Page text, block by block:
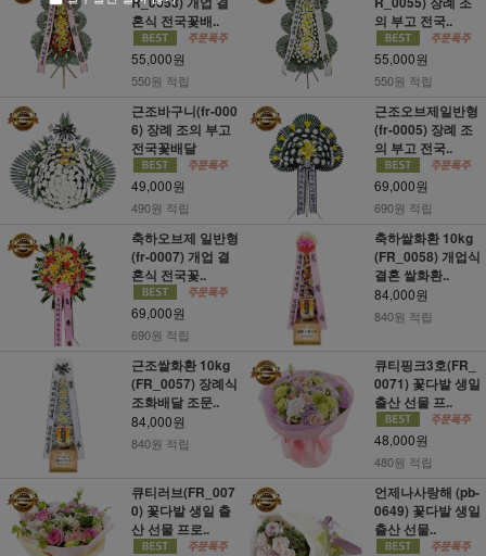
혼식 전국꽃배..
55,000원
550원 적립
의 부고 전국..
55,000원
550원 적립
근조바구니(fr-000
6) 장례 조의 부고
전국꽃배달
49,000원
490원 적립
근조오브제일반형
(fr-0005) 장례 조
의 부고 전국..
69,000원
690원 적립
축하오브제 일반형
(fr-0007) 개업 결
혼식 전국꽃..
69,000원
690원 적립
축하쌀화환 10kg
(FR_0058) 개업식
결혼 쌀화환..
84,000원
840원 적립
근조쌀화환 10kg
(FR_0057) 장례식
조화배달 조문..
84,000원
840원 적립
큐티핑크3호(FR_
0071) 꽃다발 생일
출산 선물 프..
48,000원
480원 적립
큐티러브(FR_007
0) 꽃다발 생일 출
산 선물 프로..
언제나사랑해 (pb-
0649) 꽃다발 생일
출산 선물..